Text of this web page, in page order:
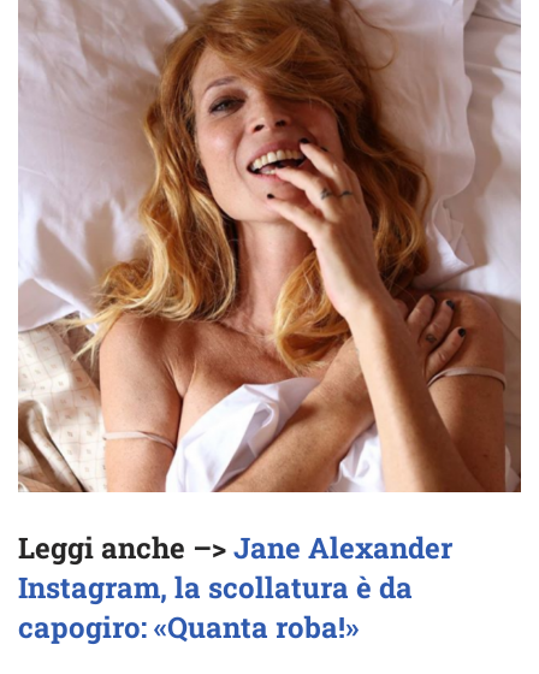
Leggi anche –>Jane Alexander
Instagram, la scollatura è da
capogiro: «Quanta roba!»